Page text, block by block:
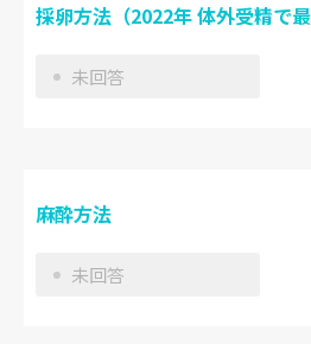
採卵方法（2022年 体外受精で
未回答
麻酔方法
未回答